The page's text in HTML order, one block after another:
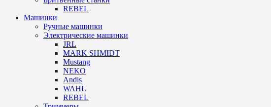
REBEL
Машинки
Ручные машинки
Электрические машинки
JRL
MARK SHMIDT
Mustang
NEKO
Andis
WAHL
REBEL